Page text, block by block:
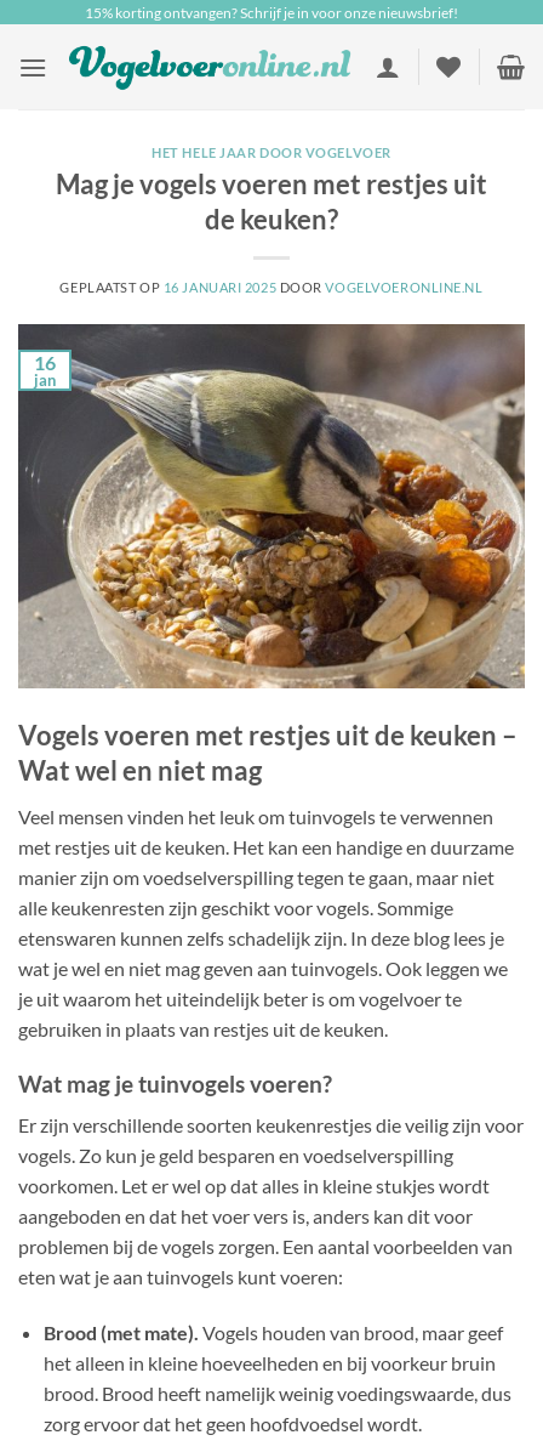
inhoud
15% korting ontvangen? Schrijf je in voor onze nieuwsbrief!
HET HELE JAAR DOOR VOGELVOER
Mag je vogels voeren met restjes uit
de keuken?
GEPLAATST OP 16 JANUARI 2025 DOORVOGELVOERONLINE.NL
16
jan
Vogels voeren met restjes uit de keuken –
Wat wel en niet mag
Veel mensen vinden het leuk om tuinvogels te verwennen
met restjes uit de keuken. Het kan een handige en duurzame
manier zijn om voedselverspilling tegen te gaan, maar niet
alle keukenresten zijn geschikt voor vogels. Sommige
etenswaren kunnen zelfs schadelijk zijn. In deze blog lees je
wat je wel en niet mag geven aan tuinvogels. Ook leggen we
je uit waarom het uiteindelijk beter is om vogelvoer te
gebruiken in plaats van restjes uit de keuken.
Wat mag je tuinvogels voeren?
Er zijn verschillende soorten keukenrestjes die veilig zijn voor
vogels. Zo kun je geld besparen en voedselverspilling
voorkomen. Let er wel op dat alles in kleine stukjes wordt
aangeboden en dat het voer vers is, anders kan dit voor
problemen bij de vogels zorgen. Een aantal voorbeelden van
eten wat je aan tuinvogels kunt voeren:
Brood (met mate). Vogels houden van brood, maar geef
het alleen in kleine hoeveelheden en bij voorkeur bruin
brood. Brood heeft namelijk weinig voedingswaarde, dus
zorg ervoor dat het geen hoofdvoedsel wordt.